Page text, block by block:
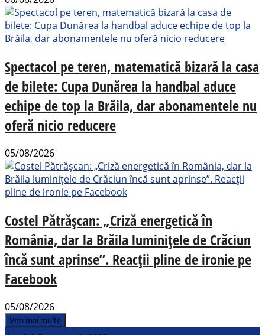
Spectacol pe teren, matematică bizară la casa
de bilete: Cupa Dunărea la handbal aduce
echipe de top la Brăila, dar abonamentele nu
oferă nicio reducere
05/08/2026
Costel Pătrășcan: „Criză energetică în
România, dar la Brăila luminițele de Crăciun
încă sunt aprinse”. Reacții pline de ironie pe
Facebook
05/08/2026
Vezi mai multe